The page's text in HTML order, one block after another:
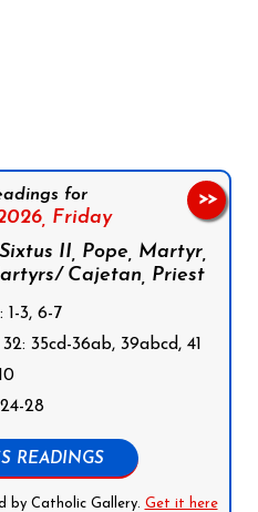
for
Friday
II, Pope, Martyr,
Cajetan, Priest
1-3, 6-7
35cd-36ab, 39abcd, 41
28
READINGS
by Catholic Gallery. Get it here
>>